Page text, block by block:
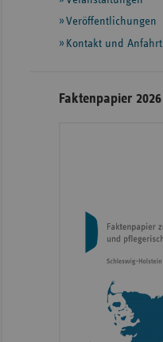
Veröffentlichungen
Kontakt und Anfahrt
Faktenpapier 2026